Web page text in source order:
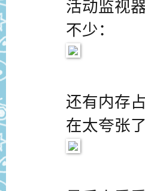
活动监视
不少：
还有内存
在太夸张了